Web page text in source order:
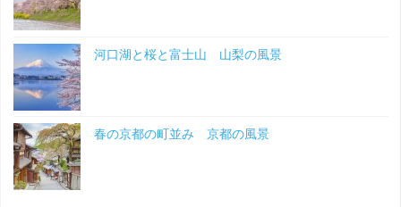
河口湖と桜と富士山 山梨の風景
春の京都の町並み 京都の風景